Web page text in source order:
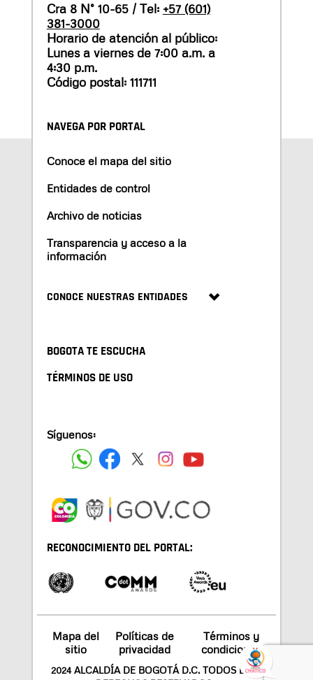
Cra 8 N° 10-65 / Tel: +57 (601)
381-3000
Horario de atención al público:
Lunes a viernes de 7:00 a.m. a
4:30 p.m.
Código postal: 111711
NAVEGA POR PORTAL
Conoce el mapa del sitio
Entidades de control
Archivo de noticias
Transparencia y acceso a la
información
CONOCE NUESTRAS ENTIDADES
BOGOTA TE ESCUCHA
TÉRMINOS DE USO
Síguenos:
RECONOCIMIENTO DEL PORTAL:
Mapa del
sitio
Políticas de
privacidad
Términos y
condiciones
2024 ALCALDÍA DE BOGOTÁ D.C. TODOS LOS